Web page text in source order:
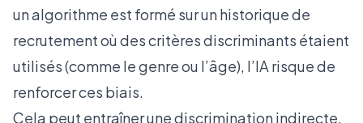
un algorithme est formé sur un historique de
recrutement où des critères discriminants étaient
utilisés (comme le genre ou l’âge), l’IA risque de
renforcer ces biais.
Cela peut entraîner une discrimination indirecte,